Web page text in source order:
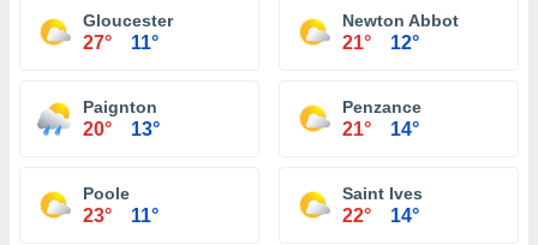
Gloucester
27° 11°
Newton Abbot
21° 12°
Paignton
20° 13°
Penzance
21° 14°
Poole
23° 11°
Saint Ives
22° 14°